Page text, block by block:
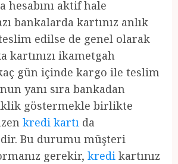
hesabını aktif hale
bankalarda kartınız anlık
edilse de genel olarak
kartınızı ikametgah
gün içinde kargo ile teslim
yanı sıra bankadan
göstermekle birlikte
kredi kartı da
Bu durumu müşteri
gerekir, kredi kartınız